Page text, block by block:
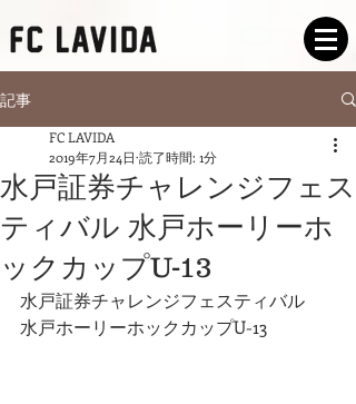
記事
水戸証券チャレンジフェス
ティバル 水戸ホーリーホ
ックカップU-13
FC LAVIDA
2019年7月24日 読了時間: 1分
水戸証券チャレンジフェスティバル
水戸ホーリーホックカップU-13